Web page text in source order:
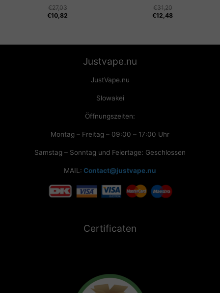
€27,03
€10,82
€31,20
€12,48
Justvape.nu
JustVape.nu
Slowakei
Öffnungszeiten:
Montag – Freitag – 09:00 – 17:00 Uhr
Samstag – Sonntag und Feiertage: Geschlossen
MAIL: Contact@justvape.nu
Certificaten